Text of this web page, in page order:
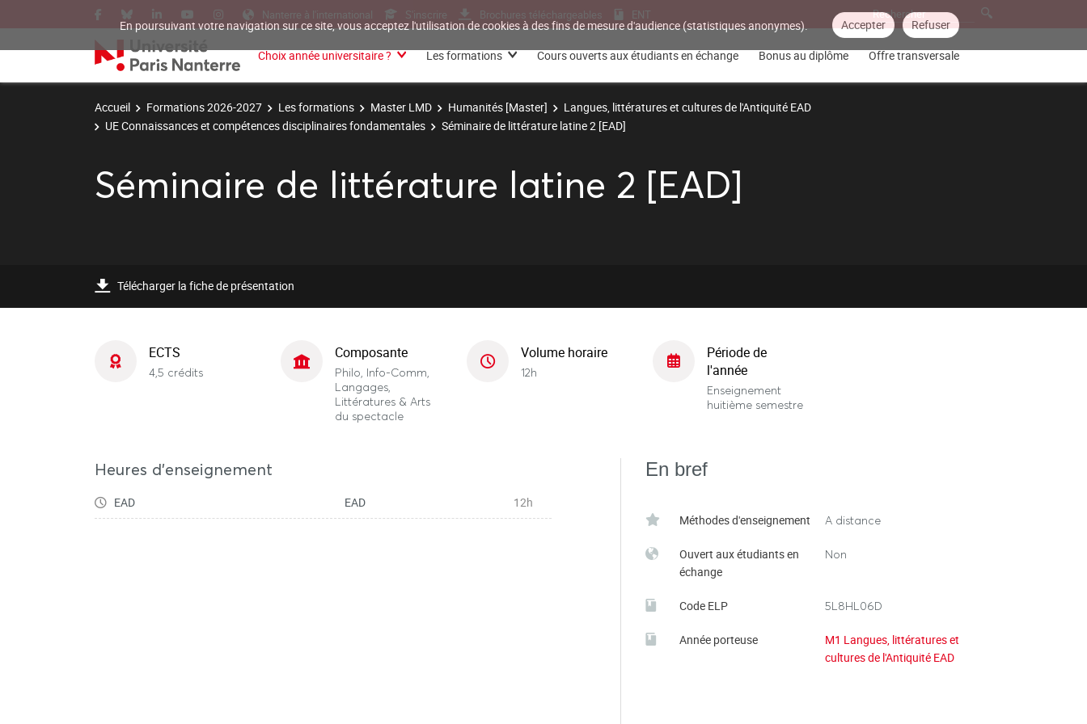
En poursuivant votre navigation sur ce site, vous acceptez l'utilisation de cookies à des fins de mesure d'audience (statistiques anonymes). Accepter Refuser
Nanterre à l'international S'inscrire Brochures téléchargeables ENT
Choix année universitaire ? Les formations Cours ouverts aux étudiants en échange Bonus au diplôme Offre transversale
Accueil Formations 2026-2027 Les formations Master LMD Humanités [Master]
Langues, littératures et cultures de l'Antiquité EAD
UE Connaissances et compétences disciplinaires fondamentales
Séminaire de littérature latine 2 [EAD]
Séminaire de littérature latine 2 [EAD]
Télécharger la fiche de présentation
ECTS
4,5 crédits
Composante
Philo, Info-Comm,
Langages,
Littératures & Arts
du spectacle
Volume horaire
12h
Période de
l'année
Enseignement
huitième semestre
Heures d'enseignement
EAD EAD 12h
En bref
Méthodes d'enseignement A distance
Ouvert aux étudiants en
échange
Non
Code ELP 5L8HL06D
Année porteuse
M1 Langues, littératures et
cultures de l'Antiquité EAD